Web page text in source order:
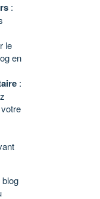
:
le
en
: